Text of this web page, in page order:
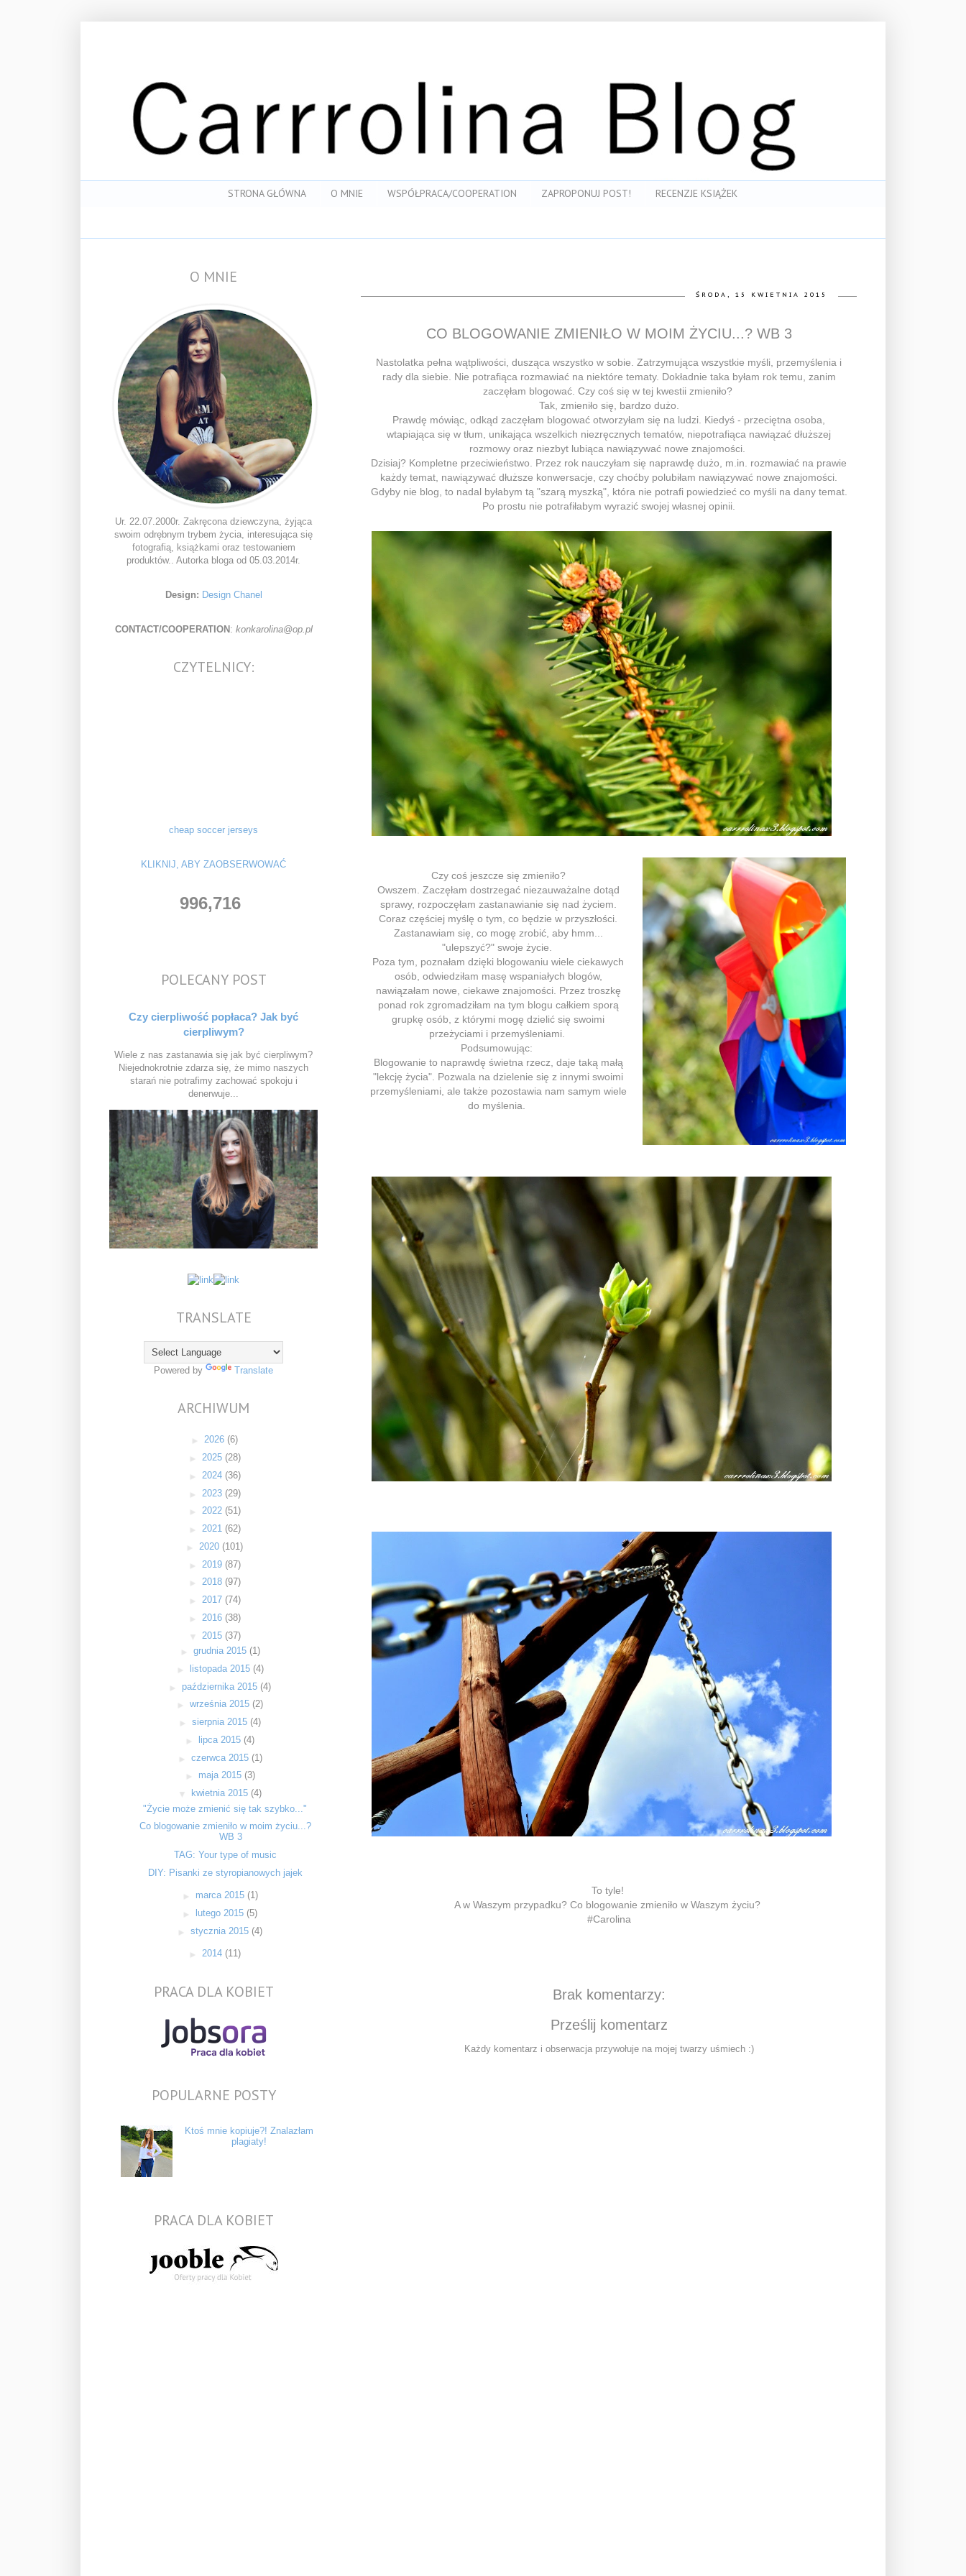
STRONA GŁÓWNA O MNIE WSPÓŁPRACA/COOPERATION ZAPROPONUJ POST! RECENZJE KSIĄŻEK
ŚRODA, 15 KWIETNIA 2015
CO BLOGOWANIE ZMIENIŁO W MOIM ŻYCIU...? WB 3
Nastolatka pełna wątpliwości, dusząca wszystko w sobie. Zatrzymująca wszystkie myśli, przemyślenia i
rady dla siebie. Nie potrafiąca rozmawiać na niektóre tematy. Dokładnie taka byłam rok temu, zanim
zaczęłam blogować. Czy coś się w tej kwestii zmieniło?
Tak, zmieniło się, bardzo dużo.
Prawdę mówiąc, odkąd zaczęłam blogować otworzyłam się na ludzi. Kiedyś - przeciętna osoba,
wtapiająca się w tłum, unikająca wszelkich niezręcznych tematów, niepotrafiąca nawiązać dłuższej
rozmowy oraz niezbyt lubiąca nawiązywać nowe znajomości.
Dzisiaj? Kompletne przeciwieństwo. Przez rok nauczyłam się naprawdę dużo, m.in. rozmawiać na prawie
każdy temat, nawiązywać dłuższe konwersacje, czy choćby polubiłam nawiązywać nowe znajomości.
Gdyby nie blog, to nadal byłabym tą "szarą myszką", która nie potrafi powiedzieć co myśli na dany temat.
Po prostu nie potrafiłabym wyrazić swojej własnej opinii.
Czy coś jeszcze się zmieniło?
Owszem. Zaczęłam dostrzegać niezauważalne dotąd
sprawy, rozpoczęłam zastanawianie się nad życiem.
Coraz częściej myślę o tym, co będzie w przyszłości.
Zastanawiam się, co mogę zrobić, aby hmm...
"ulepszyć?" swoje życie.
Poza tym, poznałam dzięki blogowaniu wiele ciekawych
osób, odwiedziłam masę wspaniałych blogów,
nawiązałam nowe, ciekawe znajomości. Przez troszkę
ponad rok zgromadziłam na tym blogu całkiem sporą
grupkę osób, z którymi mogę dzielić się swoimi
przeżyciami i przemyśleniami.
Podsumowując:
Blogowanie to naprawdę świetna rzecz, daje taką małą
"lekcję życia". Pozwala na dzielenie się z innymi swoimi
przemyśleniami, ale także pozostawia nam samym wiele
do myślenia.
To tyle!
A w Waszym przypadku? Co blogowanie zmieniło w Waszym życiu?
#Carolina
Brak komentarzy:
Prześlij komentarz
Każdy komentarz i obserwacja przywołuje na mojej twarzy uśmiech :)
O MNIE
Ur. 22.07.2000r. Zakręcona dziewczyna, żyjąca
swoim odrębnym trybem życia, interesująca się
fotografią, książkami oraz testowaniem
produktów.. Autorka bloga od 05.03.2014r.
Design: Design Chanel
CONTACT/COOPERATION : konkarolina@op.pl
CZYTELNICY:
cheap soccer jerseys
KLIKNIJ, ABY ZAOBSERWOWAĆ
996,716
POLECANY POST
Czy cierpliwość popłaca? Jak być
cierpliwym?
Wiele z nas zastanawia się jak być cierpliwym?
Niejednokrotnie zdarza się, że mimo naszych
starań nie potrafimy zachować spokoju i
denerwuje...
TRANSLATE
Powered by Translate
Stworzony przez Blokotek.pl
ARCHIWUM
► 2026 (6)
► 2025 (28)
► 2024 (36)
► 2023 (29)
► 2022 (51)
► 2021 (62)
► 2020 (101)
► 2019 (87)
► 2018 (97)
► 2017 (74)
► 2016 (38)
▼ 2015 (37)
► grudnia 2015 (1)
►
listopada 2015 (4)
► października 2015 (4)
►września 2015 (2)
►sierpnia 2015 (4)
►
lipca 2015 (4)
► czerwca 2015 (1)
► maja 2015 (3)
▼
kwietnia 2015 (4)
"Życie może zmienić się tak szybko..."
Co blogowanie zmieniło w moim życiu...?
WB 3
TAG: Your type of music
DIY: Pisanki ze styropianowych jajek
► marca 2015 (1)
►
lutego 2015 (5)
►stycznia 2015 (4)
► 2014 (11)
PRACA DLA KOBIET
POPULARNE POSTY
Ktoś mnie kopiuje?! Znalazłam
plagiaty!
PRACA DLA KOBIET